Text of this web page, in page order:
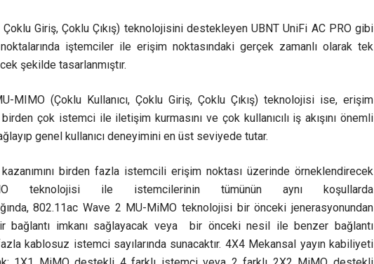
Çoklu Giriş, Çoklu Çıkış) teknolojisini destekleyen UBNT UniFi AC PRO gibi
iştemciler ile erişim noktasındaki gerçek zamanlı olarak tek
şekilde tasarlanmıştır.
MIMO (Çoklu Kullanıcı, Çoklu Giriş, Çoklu Çıkış) teknolojisi ise, erişim
birden çok istemci ile iletişim kurmasını ve çok kullanıcılı iş akışını önemli
genel kullanıcı deneyimini en üst seviyede tutar.
birden fazla istemcili erişim noktası üzerinde örneklendirecek
teknolojisi ile istemcilerinin tümünün aynı koşullarda
802.11ac Wave 2 MU-MiMO teknolojisi bir önceki jenerasyonundan
bağlantı imkanı sağlayacak veya bir önceki nesil ile benzer bağlantı
kablosuz istemci sayılarında sunacaktır. 4X4 Mekansal yayın kabiliyeti